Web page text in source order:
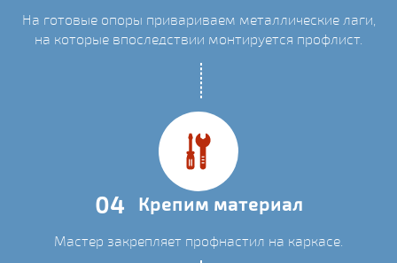
На готовые опоры привариваем металлические лаги,
на которые впоследствии монтируется профлист.
04 Крепим материал
Мастер закрепляет профнастил на каркасе.